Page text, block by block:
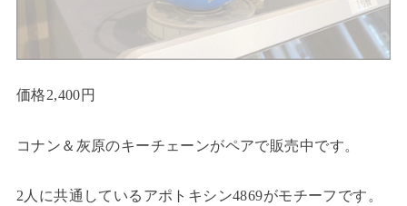
価格2,400円
コナン＆灰原のキーチェーンがペアで販売中です。
2人に共通しているアポトキシン4869がモチーフです。